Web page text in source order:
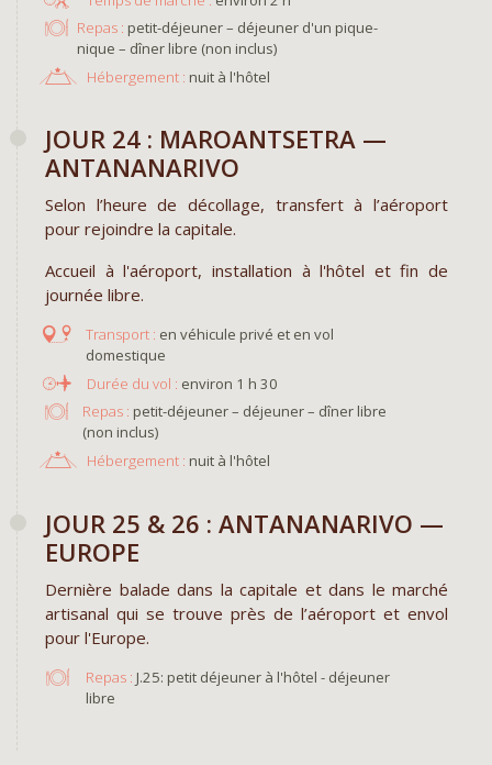
Repas : petit-déjeuner – déjeuner d'un pique-
nique – dîner libre (non inclus)
Hébergement : nuit à l'hôtel
JOUR 24 : MAROANTSETRA —
ANTANANARIVO
Selon l’heure de décollage, transfert à l’aéroport
pour rejoindre la capitale.
Accueil à l'aéroport, installation à l'hôtel et fin de
journée libre.
en véhicule privé et en vol
domestique
environ 1 h 30
Repas : petit-déjeuner – déjeuner – dîner libre
(non inclus)
Hébergement : nuit à l'hôtel
JOUR 25 & 26 : ANTANANARIVO —
EUROPE
Dernière balade dans la capitale et dans le marché
artisanal qui se trouve près de l’aéroport et envol
pour l'Europe.
Repas : J.25: petit déjeuner à l'hôtel - déjeuner
libre